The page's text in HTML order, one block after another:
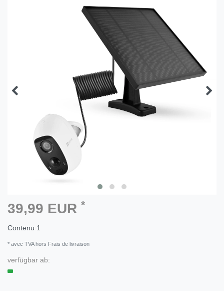
39,99 EUR *
Contenu 1
* avec TVA hors Frais de livraison
verfügbar ab: